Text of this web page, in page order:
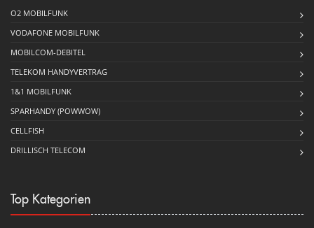
O2 MOBILFUNK
VODAFONE MOBILFUNK
MOBILCOM-DEBITEL
TELEKOM HANDYVERTRAG
1&1 MOBILFUNK
SPARHANDY (POWWOW)
CELLFISH
DRILLISCH TELECOM
Top Kategorien